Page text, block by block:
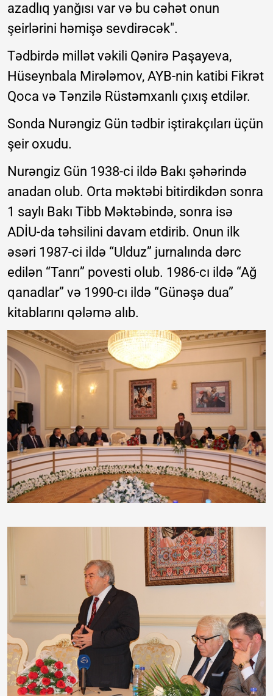
azadlıq yanğısı var və bu cəhət onun
şeirlərini həmişə sevdirəcək".
Tədbirdə millət vəkili Qənirə Paşayeva,
Hüseynbala Mirələmov, AYB-nin katibi Fikrət
Qoca və Tənzilə Rüstəmxanlı çıxış etdilər.
Sonda Nurəngiz Gün tədbir iştirakçıları üçün
şeir oxudu.
Nurəngiz Gün 1938-ci ildə Bakı şəhərində
anadan olub. Orta məktəbi bitirdikdən sonra
1 saylı Bakı Tibb Məktəbində, sonra isə
ADİU-da təhsilini davam etdirib. Onun ilk
əsəri 1987-ci ildə “Ulduz” jurnalında dərc
edilən “Tanrı” povesti olub. 1986-cı ildə “Ağ
qanadlar” və 1990-cı ildə “Günəşə dua”
kitablarını qələmə alıb.